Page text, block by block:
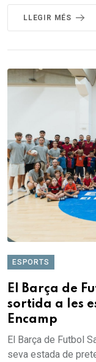
LLEGIR MÉS
ESPORTS
El Barça de
sortida a les
Encamp
El Barça de Futbol
seva estada de